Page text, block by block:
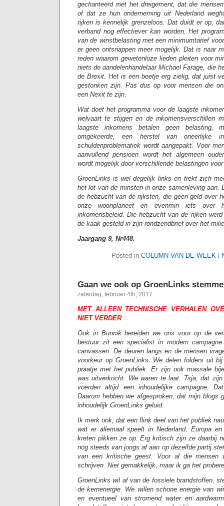
gechanteerd met het dreigement, dat die
of dat ze hun onderneming uit Nederland
rijken is kennelijk grenzeloos. Dat duidt er op,
verband nog effectiever kan worden. Het
van de winstbelasting met een minimumtarief
er geen ontsnappen meer mogelijk. Dat is naar
reden waarom gewetenloze lieden pleiten voor
niets de aandelenhandelaar Michael Farage, die
de Brexit. Het is een beetje erg zielig, dat juist
gestonken zijn. Pas dus op voor mensen die
een Nexit te zijn.
Wat doet het programma voor de laagste
welvaart te stijgen en de inkomensverschillen
laagste inkomens betalen geen belasting,
omgekeerde, een herstel van oneerlijke
schuldenproblematiek wordt aangepakt. Voor
aanvullend pensioen wordt het algemeen
wordt mogelijk door verschillende belastingen
GroenLinks is wel degelijk links en trekt zich
het lot van de minsten in onze samenleving aan.
de hebzucht van de rijksten, die geen geld over
onze woonplaneet en evenmin iets over
inkomensbeleid. Die hebzucht van de rijken
de kaak gesteld in zijn rondzendbrief over het
Jaargang 9, Nr448.
Posted in COLUMN VAN DE WEEK
Gaan we ook op GroenLinks
zaterdag, februari 4th, 2017
MET ALLEEN TECHNISCHE VERHALEN
NIET VERDER
Ook in Bunnik bereiden we ons voor op de
bestuur zit een specialist in modern
canvassen. De deuren langs en de mensen
voorkeur op GroenLinks. We delen folders uit
praatje met het publiek. Er zijn ook massale
was uitverkocht. We waren te laat. Tsja, dat
voerden altijd een inhoudelijke campagne.
Daarom hebben we afgesproken, dat mijn blogs
inhoudelijk GroenLinks geluid.
Ik merk ook, dat een flink deel van het publiek
wat er allemaal speelt in Nederland, Europa
kreten pikken ze op. Erg kritisch zijn ze daarbij
nog steeds van jongs af aan op dezelfde partij
van een kritische geest. Voor al die mensen
schrijven. Niet gemakkelijk, maar ik ga het
GroenLinks wil af van de fossiele brandstoffen,
de kernenergie. We willen schone energie van
en eventueel van stromend water en